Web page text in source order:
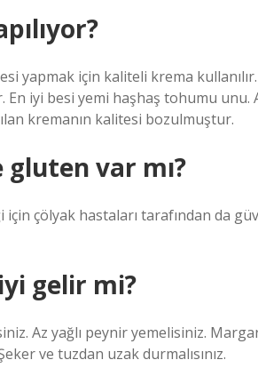
yapmak için kaliteli krema
iyi besi yemi haşhaş tohumu unu.
kremanın kalitesi bozulmuştur.
var mı?
çölyak hastaları tarafından da
gelir mi?
Az yağlı peynir yemelisiniz.
ve tuzdan uzak durmalısınız.